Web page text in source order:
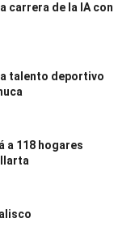
carrera de la IA con
talento deportivo
a 118 hogares